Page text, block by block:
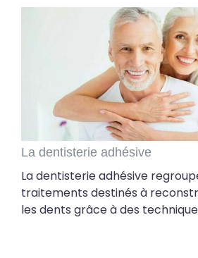
La dentisterie adhésive
La dentisterie adhésive
traitements destinés à
les dents grâce à des